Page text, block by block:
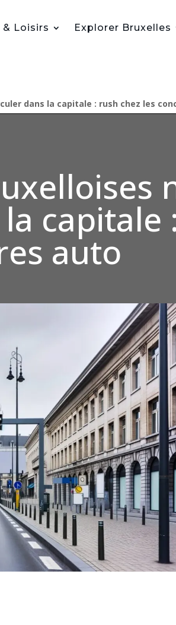
& Loisirs Explorer Bruxelles
dans la capitale : rush chez les
capitale
auto